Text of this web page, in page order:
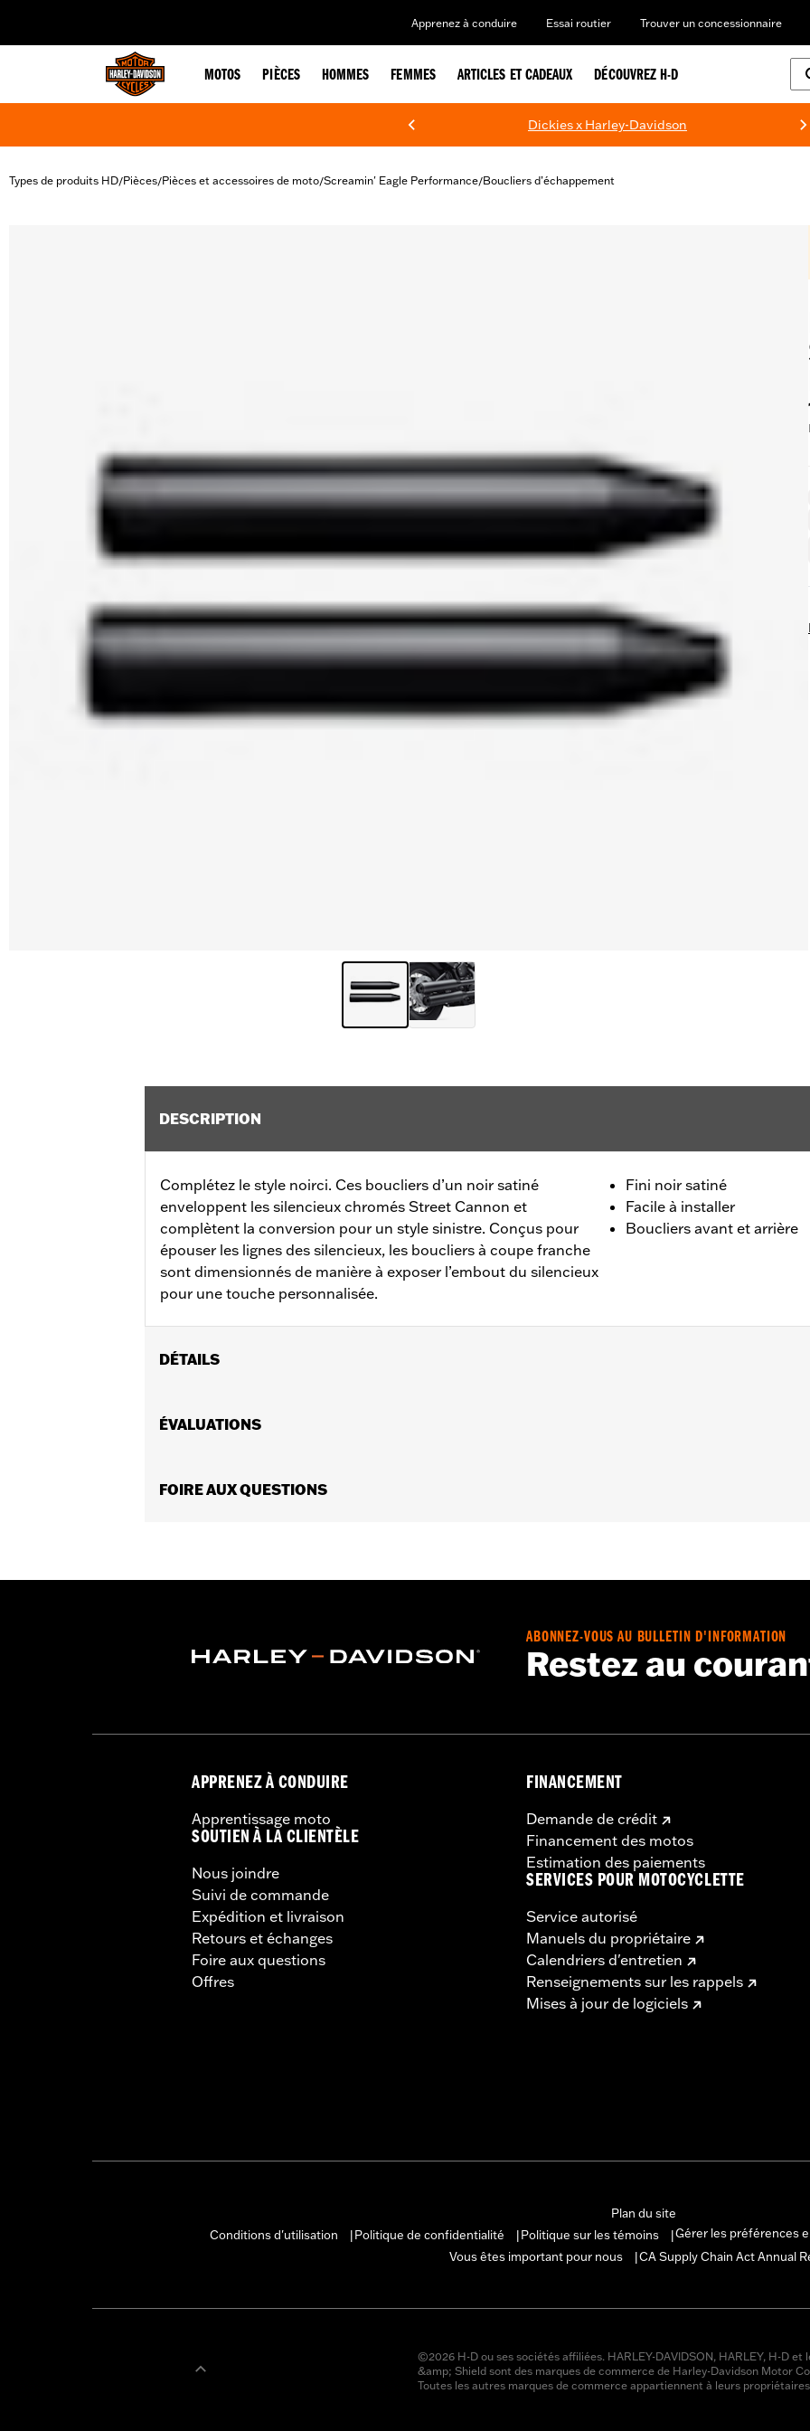
Apprenez à conduire Essai routier Trouver un concessionnaire
MOTOS PIÈCES HOMMES FEMMES ARTICLES ET CADEAUX DÉCOUVREZ H-D
Dickies x Harley-Davidson
Types de produits HD/Pièces/Pièces et accessoires de moto/Screamin' Eagle Performance/Boucliers d’échappement
DESCRIPTION
Complétez le style noirci. Ces boucliers d’un noir satiné
enveloppent les silencieux chromés Street Cannon et
complètent la conversion pour un style sinistre. Conçus pour
épouser les lignes des silencieux, les boucliers à coupe franche
sont dimensionnés de manière à exposer l’embout du silencieux
pour une touche personnalisée.
Fini noir satiné
Facile à installer
Boucliers avant et arrière
DÉTAILS
silencieux Screamin’ Eagle® Street Cannon n° pièce 64900690 ou 64900691.
Contenu de la boîte:Boucliers avant et arrière
ÉVALUATIONS
FOIRE AUX QUESTIONS
ABONNEZ-VOUS AU BULLETIN D'INFORMATION
Restez au
APPRENEZ À CONDUIRE
Apprentissage moto
SOUTIEN À LA CLIENTÈLE
Nous joindre
Suivi de commande
Expédition et livraison
Retours et échanges
Foire aux questions
Offres
FINANCEMENT
Demande de crédit
Financement des motos
Estimation des paiements
SERVICES POUR MOTOCYCLETTE
Service autorisé
Manuels du propriétaire
Calendriers d'entretien
Renseignements sur les rappels
Mises à jour de logiciels
Plan du site
Conditions d'utilisation
Politique de confidentialité Politique sur les témoins Gérer les préférences
Vous êtes important pour nous
CA Supply Chain Act Annual
©2026 H-D ou ses sociétés affiliées. HARLEY-DAVIDSON, HARLEY, H-D et
&amp; Shield sont des marques de commerce de Harley-Davidson Motor
Toutes les autres marques de commerce appartiennent à leurs